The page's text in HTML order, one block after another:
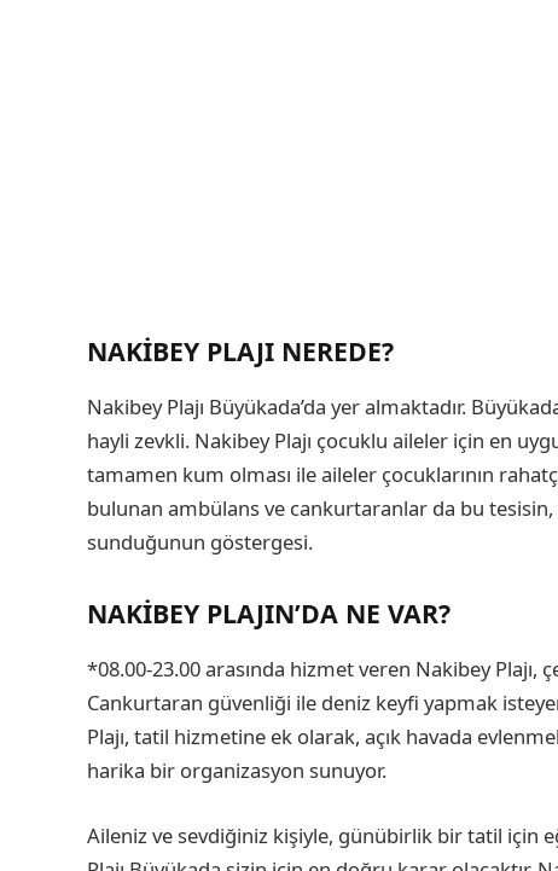
NAKIBEY PLAJI NEREDE?
Nakibey Plajı Büyükada’da yer almaktadır.
hayli zevkli. Nakibey Plajı çocuklu aileler için en
tamamen kum olması ile aileler çocuklarının
bulunan ambülans ve cankurtaranlar da bu
sunduğunun göstergesi.
NAKIBEY PLAJIN’DA NE VAR?
*08.00-23.00 arasında hizmet veren Nakibey
Cankurtaran güvenliği ile deniz keyfi yapmak
Plajı, tatil hizmetine ek olarak, açık havada
harika bir organizasyon sunuyor.
Aileniz ve sevdiğiniz kişiyle, günübirlik bir tatil için